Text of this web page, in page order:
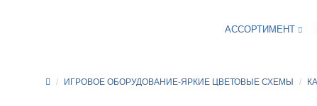
АССОРТИМЕНТ
ИГРОВОЕ ОБОРУДОВАНИЕ-ЯРКИЕ ЦВЕТОВЫЕ СХЕМЫ